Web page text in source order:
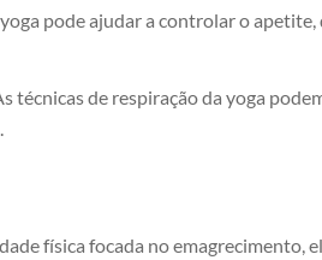
pode ajudar a controlar o
técnicas de respiração da yoga
física focada no emagrecimento,